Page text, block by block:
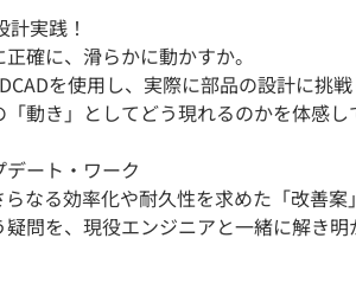
計実践！
確に、滑らかに動かすか。
を使用し、実際に部品の設計に挑戦
動き」としてどう現れるのかを体感し
デート・ワーク
なる効率化や耐久性を求めた「改善案
疑問を、現役エンジニアと一緒に解き